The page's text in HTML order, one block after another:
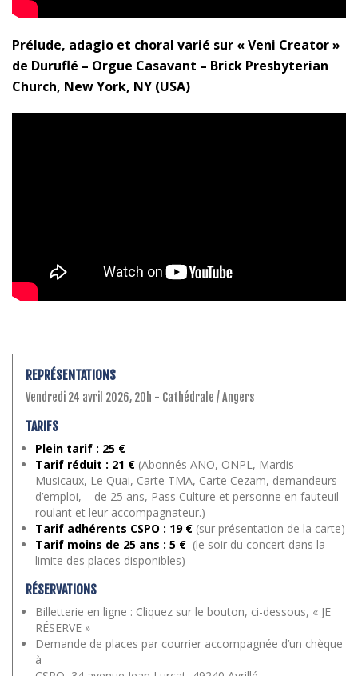
Prélude, adagio et choral varié sur « Veni Creator »
de Duruflé – Orgue Casavant – Brick Presbyterian
Church, New York, NY (USA)
REPRÉSENTATIONS
Vendredi 24 avril 2026, 20h - Cathédrale / Angers
TARIFS
Plein tarif : 25 €
Tarif réduit : 21 €(Abonnés ANO, ONPL, Mardis
Musicaux, Le Quai, Carte TMA, Carte Cezam, demandeurs
d’emploi, – de 25 ans, Pass Culture et personne en fauteuil
roulant et leur accompagnateur.)
Tarif adhérents CSPO : 19 €(sur présentation de la carte)
Tarif moins de 25 ans : 5 €(le soir du concert dans la
limite des places disponibles)
RÉSERVATIONS
Billetterie en ligne : Cliquez sur le bouton, ci-dessous, « JE
RÉSERVE »
Demande de places par courrier accompagnée d’un chèque
à